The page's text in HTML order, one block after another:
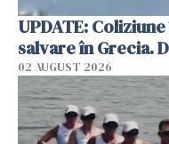
UPDATE:
salvare în Grecia.
02 AUGUST 2026